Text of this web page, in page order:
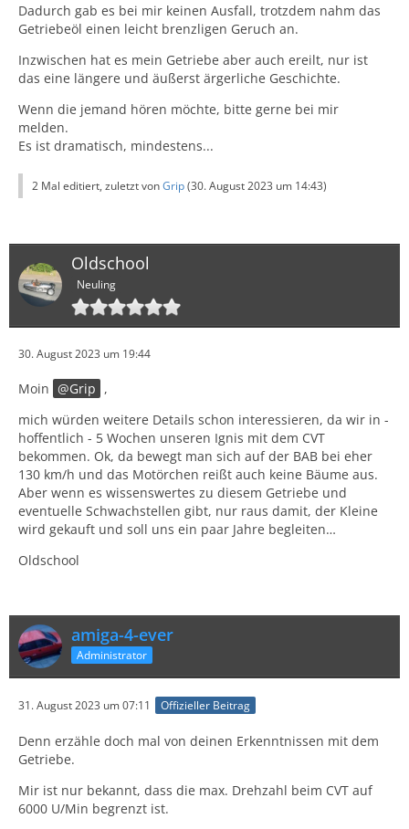
Dadurch gab es bei mir keinen Ausfall, trotzdem nahm das
Getriebeöl einen leicht brenzligen Geruch an.
Inzwischen hat es mein Getriebe aber auch ereilt, nur ist
das eine längere und äußerst ärgerliche Geschichte.
Wenn die jemand hören möchte, bitte gerne bei mir
melden.
Es ist dramatisch, mindestens...
2 Mal editiert, zuletzt vonGrip(30. August 2023 um 14:43)
Oldschool
Neuling
30. August 2023 um 19:44
Moin Grip ,
mich würden weitere Details schon interessieren, da wir in -
hoffentlich - 5 Wochen unseren Ignis mit dem CVT
bekommen. Ok, da bewegt man sich auf der BAB bei eher
130 km/h und das Motörchen reißt auch keine Bäume aus.
Aber wenn es wissenswertes zu diesem Getriebe und
eventuelle Schwachstellen gibt, nur raus damit, der Kleine
wird gekauft und soll uns ein paar Jahre begleiten…
Oldschool
amiga-4-ever
Administrator
31. August 2023 um 07:11 Offizieller Beitrag
Denn erzähle doch mal von deinen Erkenntnissen mit dem
Getriebe.
Mir ist nur bekannt, dass die max. Drehzahl beim CVT auf
6000 U/Min begrenzt ist.